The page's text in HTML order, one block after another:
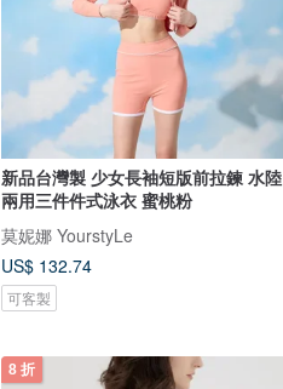
新品台灣製 少女長袖短版前拉鍊 水陸
兩用三件件式泳衣 蜜桃粉
莫妮娜 YourstyLe
US$ 132.74
可客製
8 折